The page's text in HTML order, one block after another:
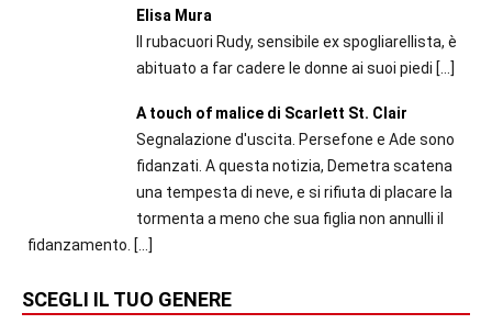
Elisa Mura
Il rubacuori Rudy, sensibile ex spogliarellista, è
abituato a far cadere le donne ai suoi piedi […]
A touch of malice di Scarlett St. Clair
Segnalazione d'uscita. Persefone e Ade sono
fidanzati. A questa notizia, Demetra scatena
una tempesta di neve, e si rifiuta di placare la
tormenta a meno che sua figlia non annulli il
fidanzamento. […]
SCEGLI IL TUO GENERE